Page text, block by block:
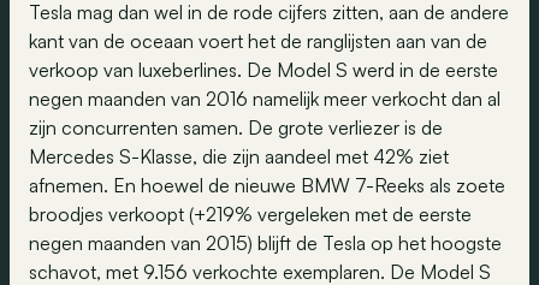
Tesla mag dan wel in de rode cijfers zitten, aan de andere
kant van de oceaan voert het de ranglijsten aan van de
verkoop van luxeberlines. De Model S werd in de eerste
negen maanden van 2016 namelijk meer verkocht dan al
zijn concurrenten samen. De grote verliezer is de
Mercedes S-Klasse, die zijn aandeel met 42% ziet
afnemen. En hoewel de nieuwe BMW 7-Reeks als zoete
broodjes verkoopt (+219% vergeleken met de eerste
negen maanden van 2015) blijft de Tesla op het hoogste
schavot, met 9.156 verkochte exemplaren. De Model S